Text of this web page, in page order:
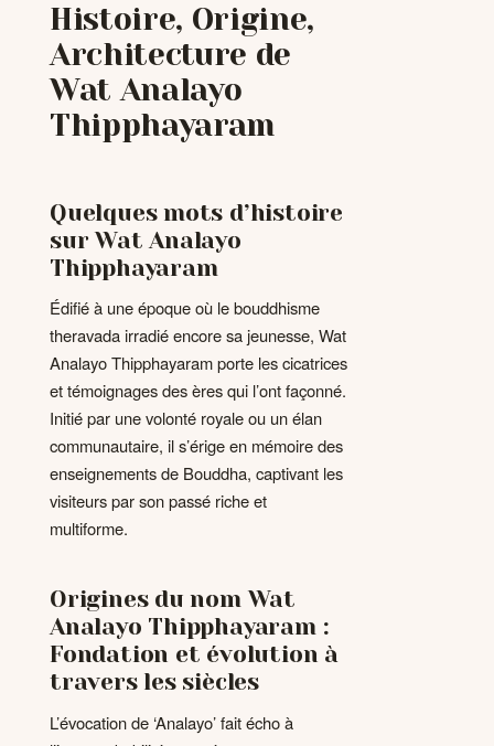
Histoire, Origine,
Architecture de
Wat Analayo
Thipphayaram
Quelques mots d’histoire
sur Wat Analayo
Thipphayaram
Édifié à une époque où le bouddhisme
theravada irradié encore sa jeunesse, Wat
Analayo Thipphayaram porte les cicatrices
et témoignages des ères qui l’ont façonné.
Initié par une volonté royale ou un élan
communautaire, il s’érige en mémoire des
enseignements de Bouddha, captivant les
visiteurs par son passé riche et
multiforme.
Origines du nom Wat
Analayo Thipphayaram :
Fondation et évolution à
travers les siècles
L’évocation de ‘Analayo’ fait écho à